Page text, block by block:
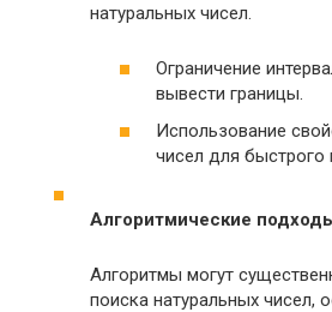
натуральных чисел.
Ограничение
вывести границы.
Использование
чисел для быстрого
Алгоритмические
Алгоритмы могут
поиска натуральных чисел,